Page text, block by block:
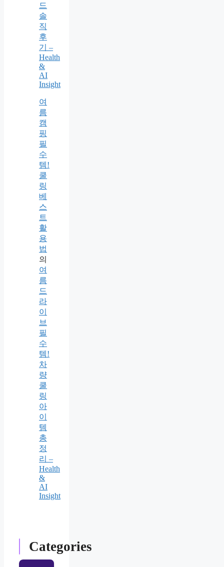
드
솔
직
후
기 –
Health
&
AI
Insight
여
름
캠
핑
필
수
템!
쿨
링
베
스
트
활
용
법
의
여
름
드
라
이
브
필
수
템!
차
량
쿨
링
아
이
템
총
정
리 –
Health
&
AI
Insight
Categories